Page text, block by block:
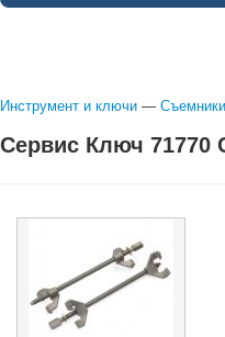
Инструмент и ключи —
Сервис Ключ 71770